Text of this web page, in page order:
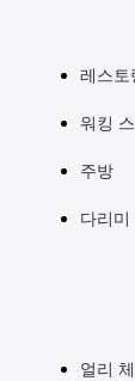
레스토
워킹
주방
다리미
얼리